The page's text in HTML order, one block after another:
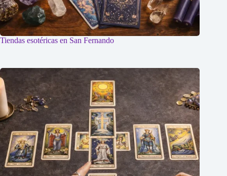
Tiendas esotéricas en San Fernando